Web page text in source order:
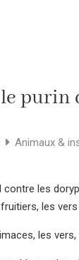
le purin
Animaux &
contre les
les
les